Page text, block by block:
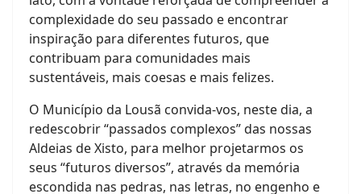
complexidade do seu passado e encontrar
inspiração para diferentes futuros, que
contribuam para comunidades mais
sustentáveis, mais coesas e mais felizes.
O Município da Lousã convida-vos, neste dia, a
redescobrir “passados complexos” das nossas
Aldeias de Xisto, para melhor projetarmos os
seus “futuros diversos”, através da memória
escondida nas pedras, nas letras, no engenho e